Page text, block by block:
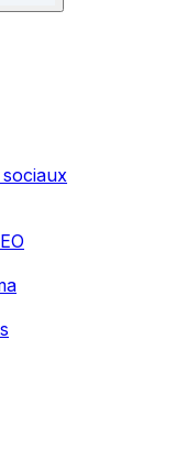
sociaux